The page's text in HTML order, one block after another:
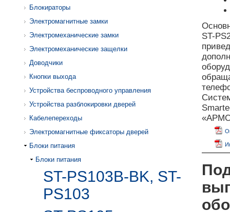
Блокираторы
Электромагнитные замки
Электромеханические замки
Электромеханические защелки
Доводчики
Кнопки выхода
Устройства беспроводного управления
Устройства разблокировки дверей
Кабелепереходы
Электромагнитные фиксаторы дверей
Блоки питания
Блоки питания
ST-PS103B-BK, ST-
PS103
ST-